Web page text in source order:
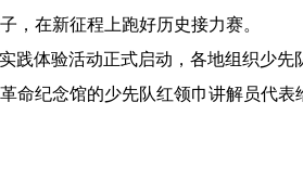
，在新征程上跑好历史接力赛。
体验活动正式启动，各地组织少先
命纪念馆的少先队红领巾讲解员代